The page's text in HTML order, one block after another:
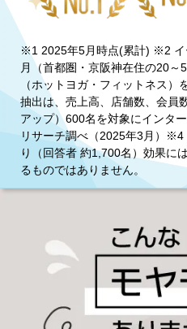
※1 2025年5月時点(累計) ※2 イ
月（首都圏・京阪神在住の20
（ホットヨガ・フィットネス
抽出は、売上高、店舗数、会員
アップ）600名を対象にインタ
リサーチ調べ（2025年3月）※4
り（回答者 約1,700名）効果に
るものではありません。